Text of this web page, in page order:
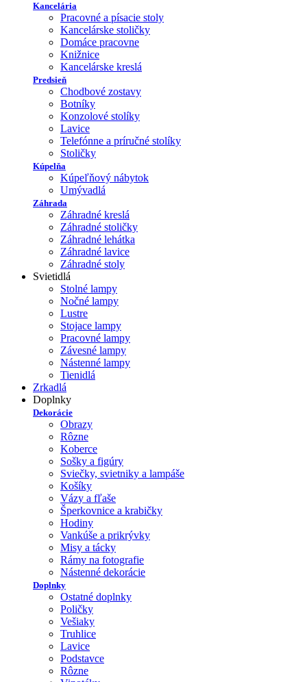
Kancelária
Pracovné a písacie stoly
Kancelárske stoličky
Domáce pracovne
Knižnice
Kancelárske kreslá
Predsieň
Chodbové zostavy
Botníky
Konzolové stolíky
Lavice
Telefónne a príručné stolíky
Stoličky
Kúpelňa
Kúpeľňový nábytok
Umývadlá
Záhrada
Záhradné kreslá
Záhradné stoličky
Záhradné lehátka
Záhradné lavice
Záhradné stoly
Svietidlá
Stolné lampy
Nočné lampy
Lustre
Stojace lampy
Pracovné lampy
Závesné lampy
Nástenné lampy
Tienidlá
Zrkadlá
Doplnky
Dekorácie
Obrazy
Rôzne
Koberce
Sošky a figúry
Sviečky, svietniky a lampáše
Košíky
Vázy a fľaše
Šperkovnice a krabičky
Hodiny
Vankúše a prikrývky
Misy a tácky
Rámy na fotografie
Nástenné dekorácie
Doplnky
Ostatné doplnky
Poličky
Vešiaky
Truhlice
Lavice
Podstavce
Rôzne